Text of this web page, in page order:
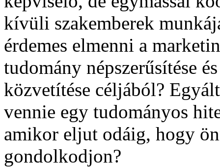
kívüli szakemberek
érdemes elmenni a
tudomány népszerűsítése
közvetítése céljából?
vennie egy tudományos
amikor eljut odáig, hogy
gondolkodjon?